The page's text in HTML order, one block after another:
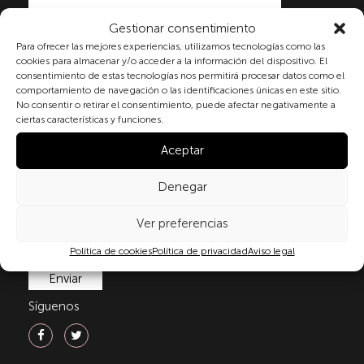
Gestionar consentimiento
Para ofrecer las mejores experiencias, utilizamos tecnologías como las
cookies para almacenar y/o acceder a la información del dispositivo. El
consentimiento de estas tecnologías nos permitirá procesar datos como el
comportamiento de navegación o las identificaciones únicas en este sitio.
No consentir o retirar el consentimiento, puede afectar negativamente a
ciertas características y funciones.
Aceptar
Denegar
Ver preferencias
Política de cookiesPolítica de privacidadAviso legal
Al marcar la casilla y enviar este formulario, usted
consiente expresamente el tratamiento de sus datos
personales conforme a la normativa vigente en
materia de protección de datos personales, en
particular, de acuerdo con lo dispuesto en el
Reglamento (UE) 2016/679 del Parlamento Europeo y
del Consejo de 27 de abril de 2016 (RGPD) y la Ley
Orgánica 3/2018, de 5 de diciembre, de Protección de
Datos Personales y garantía de los derechos
política de privacidad
Síguenos